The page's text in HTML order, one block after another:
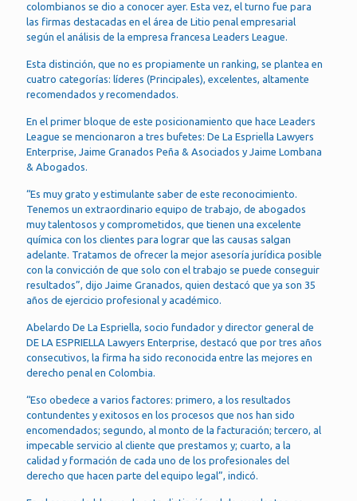
colombianos se dio a conocer ayer. Esta vez, el turno fue para
las firmas destacadas en el área de Litio penal empresarial
según el análisis de la empresa francesa Leaders League.
Esta distinción, que no es propiamente un ranking, se plantea en
cuatro categorías: líderes (Principales), excelentes, altamente
recomendados y recomendados.
En el primer bloque de este posicionamiento que hace Leaders
League se mencionaron a tres bufetes: De La Espriella Lawyers
Enterprise, Jaime Granados Peña & Asociados y Jaime Lombana
& Abogados.
“Es muy grato y estimulante saber de este reconocimiento.
Tenemos un extraordinario equipo de trabajo, de abogados
muy talentosos y comprometidos, que tienen una excelente
química con los clientes para lograr que las causas salgan
adelante. Tratamos de ofrecer la mejor asesoría jurídica posible
con la convicción de que solo con el trabajo se puede conseguir
resultados”, dijo Jaime Granados, quien destacó que ya son 35
años de ejercicio profesional y académico.
Abelardo De La Espriella, socio fundador y director general de
DE LA ESPRIELLA Lawyers Enterprise, destacó que por tres años
consecutivos, la firma ha sido reconocida entre las mejores en
derecho penal en Colombia.
“Eso obedece a varios factores: primero, a los resultados
contundentes y exitosos en los procesos que nos han sido
encomendados; segundo, al monto de la facturación; tercero, al
impecable servicio al cliente que prestamos y; cuarto, a la
calidad y formación de cada uno de los profesionales del
derecho que hacen parte del equipo legal”, indicó.